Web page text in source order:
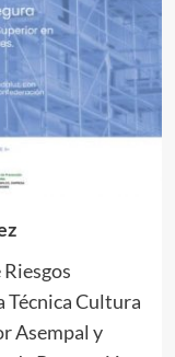
Técnica Cultura
Asempal y